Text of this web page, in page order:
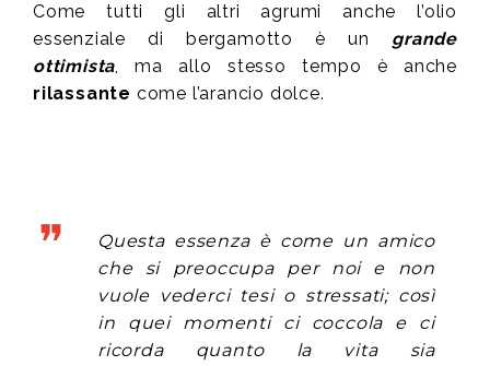
Come tutti gli altri agrumi anche l’olio
essenziale di bergamotto è un grande
ottimista, ma allo stesso tempo è anche
rilassante come l’arancio dolce.
Questa essenza è come un amico
che si preoccupa per noi e non
vuole vederci tesi o stressati; così
in quei momenti ci coccola e ci
ricorda quanto la vita sia